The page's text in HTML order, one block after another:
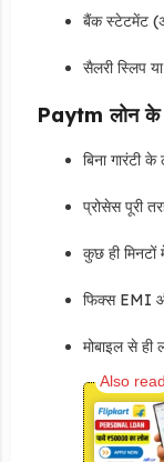
बैंक स्टेटमेंट
सैलरी स्लिप
Paytm लोन के
बिना
प्रोसेस पूरी
कुछ ही
फिक्स EMI
मोबाइल से ही